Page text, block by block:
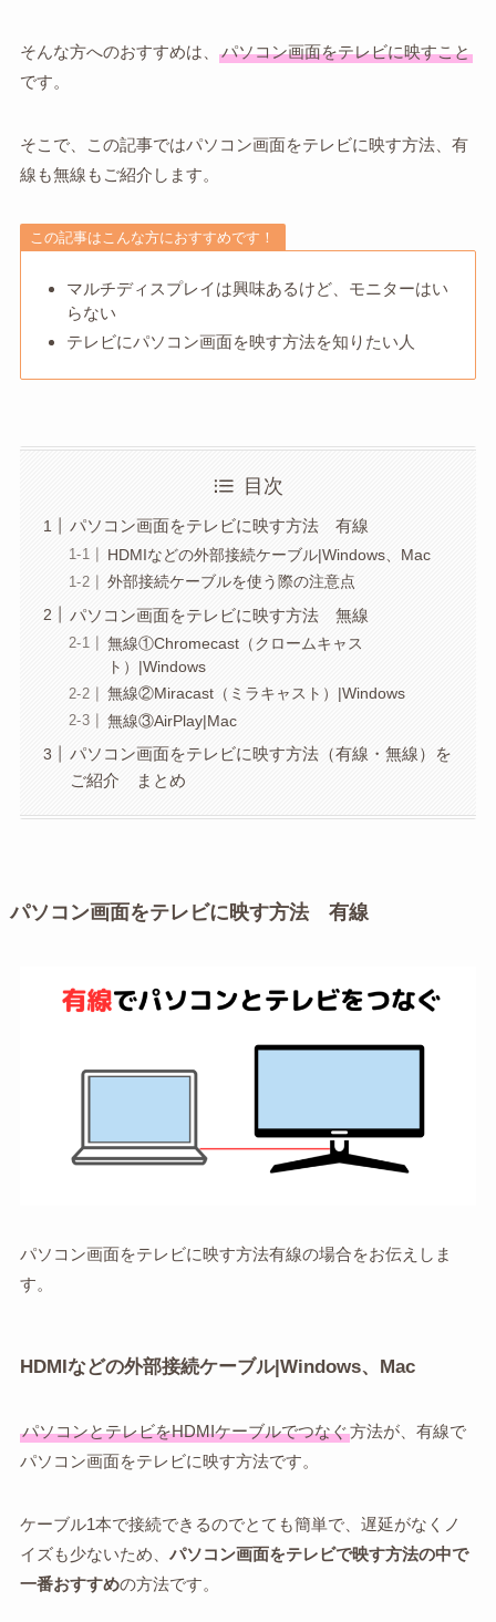
そんな方へのおすすめは、
パソコン画面をテレビに映すこと
です。
そこで、この記事ではパソコン画面をテレビに映す方法、有
線も無線もご紹介します。
この記事はこんな方におすすめです！
マルチディスプレイは興味あるけど、モニターはい
らない
テレビにパソコン画面を映す方法を知りたい人
目次
パソコン画面をテレビに映す方法 有線
HDMIなどの外部接続ケーブル|Windows、Mac
外部接続ケーブルを使う際の注意点
パソコン画面をテレビに映す方法 無線
無線①Chromecast（クロームキャス
ト）|Windows
無線②Miracast（ミラキャスト）|Windows
無線③AirPlay|Mac
パソコン画面をテレビに映す方法（有線・無線）を
ご紹介 まとめ
パソコン画面をテレビに映す方法 有線
パソコン画面をテレビに映す方法有線の場合をお伝えしま
す。
HDMIなどの外部接続ケーブル|Windows、Mac
パソコンとテレビをHDMIケーブルでつなぐ方法が、有線で
パソコン画面をテレビに映す方法です。
ケーブル1本で接続できるのでとても簡単で、遅延がなくノ
イズも少ないため、 パソコン画面をテレビで映す方法の中で
一番おすすめの方法です。